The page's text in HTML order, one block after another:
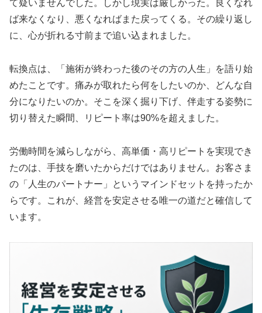
て疑いませんでした。しかし現実は厳しかった。良くなれ
ば来なくなり、悪くなればまた戻ってくる。その繰り返し
に、心が折れる寸前まで追い込まれました。
転換点は、「施術が終わった後のその方の人生」を語り始
めたことです。痛みが取れたら何をしたいのか、どんな自
分になりたいのか。そこを深く掘り下げ、伴走する姿勢に
切り替えた瞬間、リピート率は90%を超えました。
労働時間を減らしながら、高単価・高リピートを実現でき
たのは、手技を磨いたからだけではありません。お客さま
の「人生のパートナー」というマインドセットを持ったか
らです。これが、経営を安定させる唯一の道だと確信して
います。